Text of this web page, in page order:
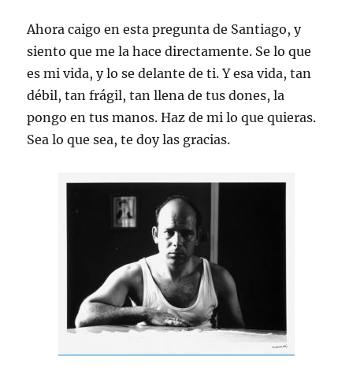
Ahora caigo en esta pregunta de Santiago, y
siento que me la hace directamente. Se lo que
es mi vida, y lo se delante de ti. Y esa vida, tan
débil, tan frágil, tan llena de tus dones, la
pongo en tus manos. Haz de mi lo que quieras.
Sea lo que sea, te doy las gracias.